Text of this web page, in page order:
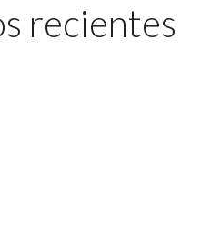
recientes